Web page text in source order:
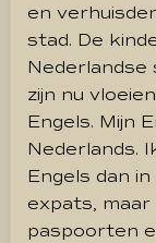
en
stad. De
Nederlandse
zijn nu
Engels. Mijn
Nederlands.
Engels dan
expats,
paspoorten